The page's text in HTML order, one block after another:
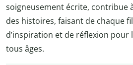
soigneusement écrite, contribue
des histoires, faisant de chaque
d’inspiration et de réflexion pour
tous âges.